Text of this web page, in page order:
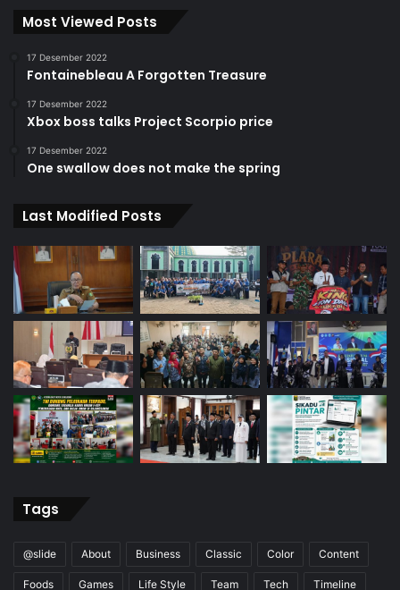
Most Viewed Posts
17 Desember 2022
Fontainebleau A Forgotten Treasure
17 Desember 2022
Xbox boss talks Project Scorpio price
17 Desember 2022
One swallow does not make the spring
Last Modified Posts
Tags
@slide About Business Classic Color Content
Foods Games Life Style Team Tech Timeline